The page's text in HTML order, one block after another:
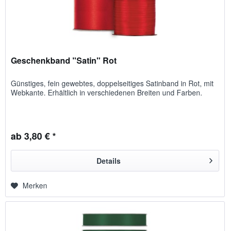
Geschenkband "Satin" Rot
Günstiges, fein gewebtes, doppelseitiges Satinband in Rot, mit
Webkante. Erhältlich in verschiedenen Breiten und Farben.
ab 3,80 € *
Details
Merken